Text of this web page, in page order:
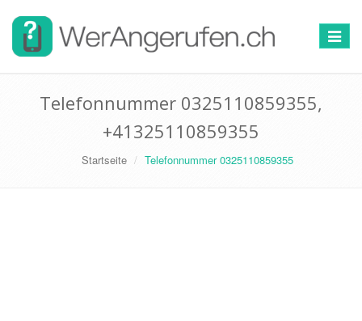
Toggle
Telefonnummer 0325110859355,
+41325110859355
Startseite Telefonnummer 0325110859355